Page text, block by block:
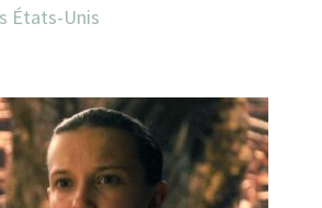
États-Unis